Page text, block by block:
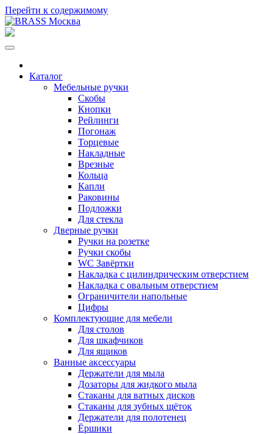
Перейти к содержимому
Каталог
Мебельные ручки
Скобы
Кнопки
Рейлинги
Погонаж
Торцевые
Накладные
Врезные
Кольца
Капли
Раковины
Подложки
Для стекла
Дверные ручки
Ручки на розетке
Ручки скобы
WC Завёртки
Накладка с цилиндрическим отверстием
Накладка с овальным отверстием
Ограничители напольные
Цифры
Комплектующие для мебели
Для столов
Для шкафчиков
Для ящиков
Ванные аксессуары
Держатели для мыла
Дозаторы для жидкого мыла
Стаканы для ватных дисков
Стаканы для зубных щёток
Держатели для полотенец
Ёршики